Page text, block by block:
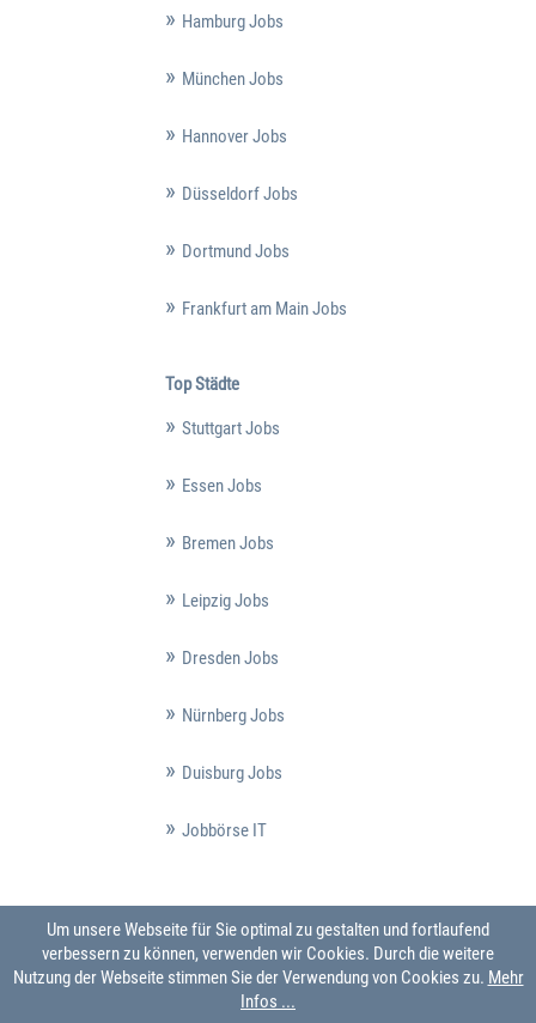
Hamburg Jobs
München Jobs
Hannover Jobs
Düsseldorf Jobs
Dortmund Jobs
Frankfurt am Main Jobs
Top Städte
Stuttgart Jobs
Essen Jobs
Bremen Jobs
Leipzig Jobs
Dresden Jobs
Nürnberg Jobs
Duisburg Jobs
Jobbörse IT
Um unsere Webseite für Sie optimal zu gestalten und fortlaufend
verbessern zu können, verwenden wir Cookies. Durch die weitere
Nutzung der Webseite stimmen Sie der Verwendung von Cookies zu. Mehr
Infos ...